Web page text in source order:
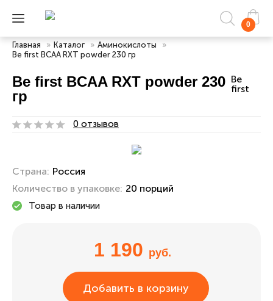
0
Главная » Каталог » Аминокислоты
»
Be first BCAA RXT powder 230 гр
Be first BCAA RXT powder 230
гр
Be
first
0 отзывов
Страна: Россия
Количество в упаковке: 20 порций
Товар в наличии
1 190 руб.
Добавить в корзину